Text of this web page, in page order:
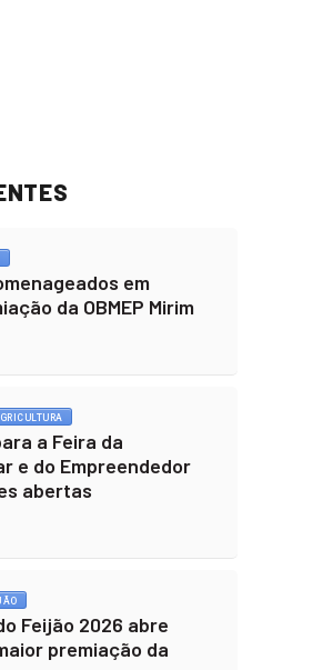
em
da OBMEP Mirim
a Feira da
e do Empreendedor
abertas
Feijão 2026 abre
premiação da